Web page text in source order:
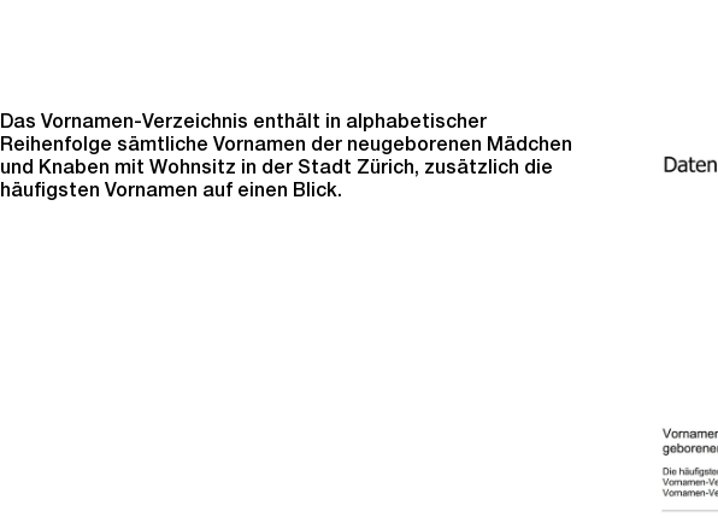
Das Vornamen-Verzeichnis enthält in alphabetischer
Reihenfolge sämtliche Vornamen der neugeborenen Mädchen
und Knaben mit Wohnsitz in der Stadt Zürich, zusätzlich die
häufigsten Vornamen auf einen Blick.